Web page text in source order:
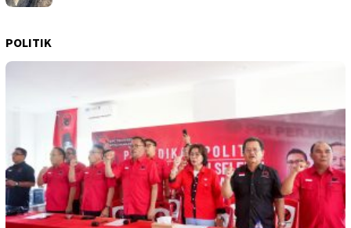
POLITIK